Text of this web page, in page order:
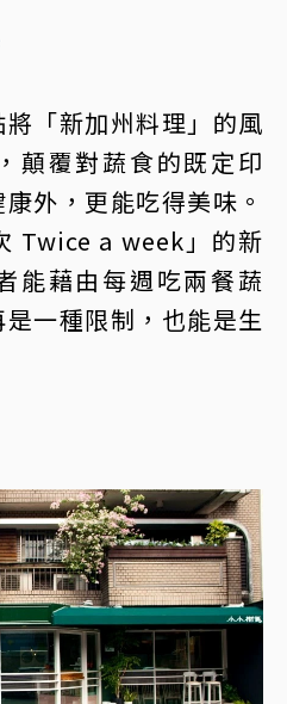
將「新加州料理」的風
顛覆對蔬食的既定印
外，更能吃得美味。
Twice a week」的新
能藉由每週吃兩餐蔬
一種限制，也能是生